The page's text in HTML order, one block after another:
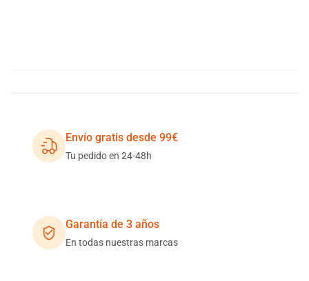
Envío gratis desde 99€
Tu pedido en 24-48h
Garantía de 3 años
En todas nuestras marcas